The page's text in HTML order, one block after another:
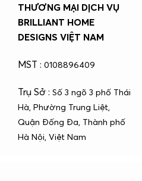
THƯƠNG MẠI DỊCH VỤ
BRILLIANT HOME
DESIGNS VIỆT NAM
MST : 0108896409
Trụ Sở : Số 3 ngõ 3 phố Thái
Hà, Phường Trung Liệt,
Quận Đống Đa, Thành phố
Hà Nội, Việt Nam